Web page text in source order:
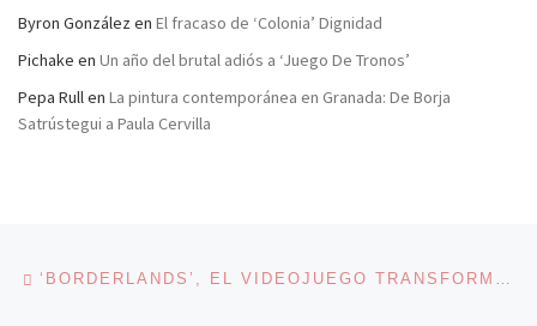
Byron González en El fracaso de ‘Colonia’ Dignidad
Pichake en Un año del brutal adiós a ‘Juego De Tronos’
Pepa Rullen La pintura contemporánea en Granada: De Borja
Satrústegui a Paula Cervilla
Navegación de entradas ‘BORDERLANDS’, EL VIDEOJUEGO TRANSFORMADO EN CÓMIC